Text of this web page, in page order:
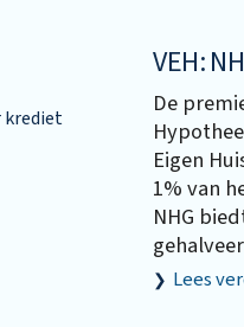
krediet
VEH:
De
Eigen
1% van
NHG
Lees